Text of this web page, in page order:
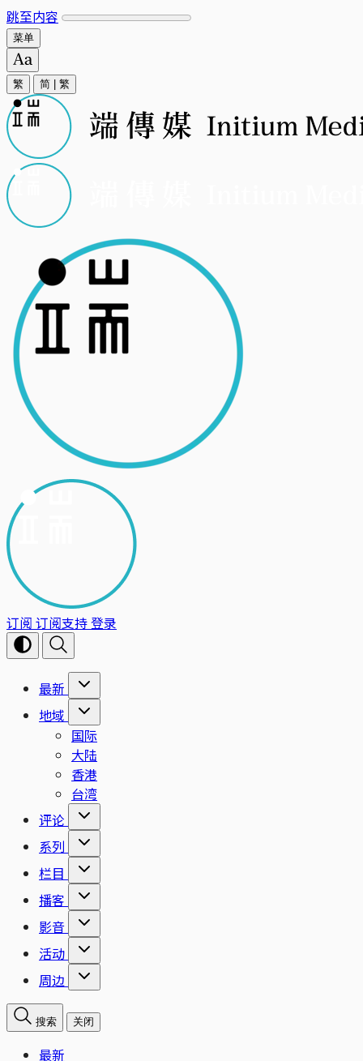
跳至内容
菜单
繁 简 繁
订阅 订阅支持登录
最新
地域
国际
大陆
香港
台湾
评论
系列
栏目
播客
影音
活动
周边
搜索 关闭
最新